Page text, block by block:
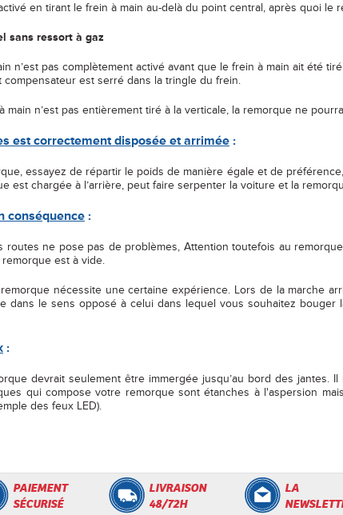
tirant le frein à main au-delà du point central, après quoi le
sans ressort à gaz
pas complètement activé avant que le frein à main ait été tiré
est serré dans la tringle du frein.
main n’est pas entièrement tiré à la verticale, la remorque ne
est correctement disposée et arrimée :
essayez de répartir le poids de manière égale et de
est chargée à l’arrière, peut faire serpenter la voiture et la
conséquence :
routes ne pose pas de problèmes, Attention toutefois au
est à vide.
nécessite une certaine expérience. Lors de la marche
dans le sens opposé à celui dans lequel vous souhaitez bouger
:
devrait seulement être immergée jusqu’au bord des jantes.
qui compose votre remorque sont étanches à l'aspersion
des feux LED).
PAIEMENT
SÉCURISÉ
LIVRAISON
48/72H
LA